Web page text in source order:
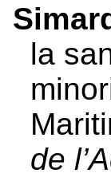
la
de